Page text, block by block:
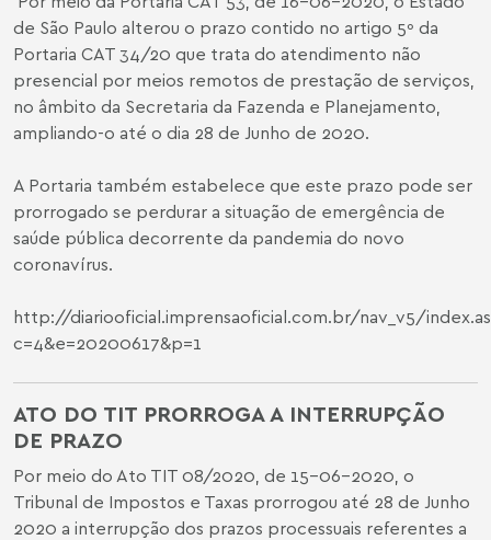
de São Paulo alterou o prazo contido no artigo 5º da
Portaria CAT 34/20 que trata do atendimento não
presencial por meios remotos de prestação de serviços,
no âmbito da Secretaria da Fazenda e Planejamento,
ampliando-o até o dia 28 de Junho de 2020.
A Portaria também estabelece que este prazo pode ser
prorrogado se perdurar a situação de emergência de
saúde pública decorrente da pandemia do novo
coronavírus.
http://diariooficial.imprensaoficial.com.br/nav_v5/
c=4&e=20200617&p=1
ATO DO TIT PRORROGA A INTERRUPÇÃO
DE PRAZO
Por meio do Ato TIT 08/2020, de 15-06-2020, o
Tribunal de Impostos e Taxas prorrogou até 28 de Junho
2020 a interrupção dos prazos processuais referentes a